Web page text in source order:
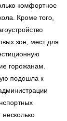
комфортное
Кроме того,
зон, мест для
горожанам.
подошла к